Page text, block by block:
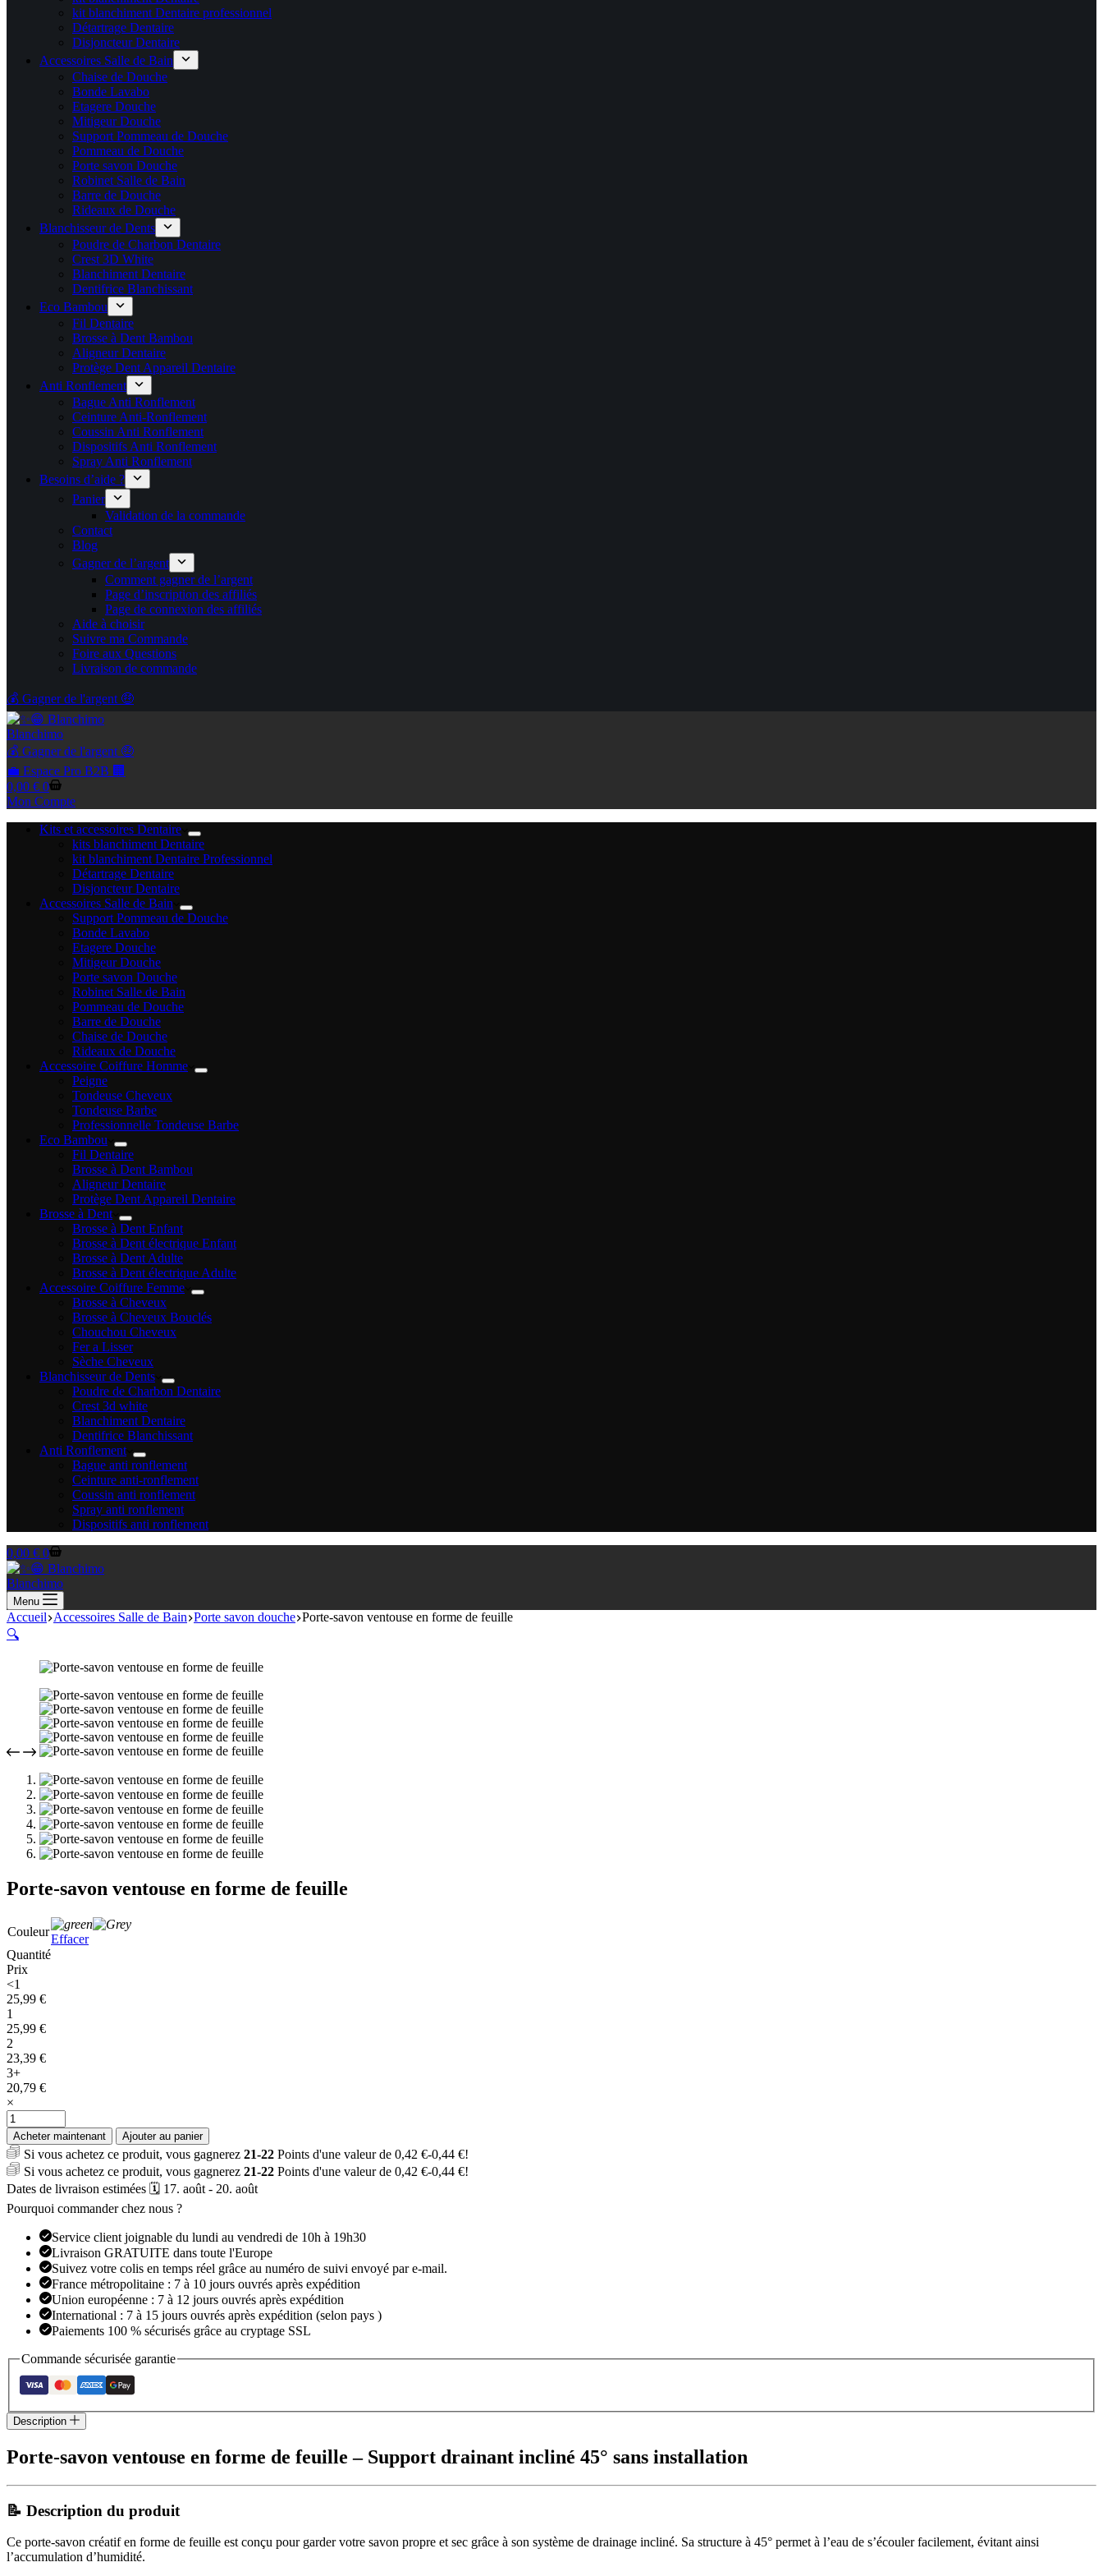
kit blanchiment Dentaire professionnel
Détartrage Dentaire
Disjoncteur Dentaire
Accessoires Salle de Bain
Chaise de Douche
Bonde Lavabo
Etagere Douche
Mitigeur Douche
Support Pommeau de Douche
Pommeau de Douche
Porte savon Douche
Robinet Salle de Bain
Barre de Douche
Rideaux de Douche
Blanchisseur de Dents
Poudre de Charbon Dentaire
Crest 3D White
Blanchiment Dentaire
Dentifrice Blanchissant
Eco Bambou
Fil Dentaire
Brosse à Dent Bambou
Aligneur Dentaire
Protège Dent Appareil Dentaire
Anti Ronflement
Bague Anti Ronflement
Ceinture Anti-Ronflement
Coussin Anti Ronflement
Dispositifs Anti Ronflement
Spray Anti Ronflement
Besoins d’aide ?
Panier
Validation de la commande
Contact
Blog
Gagner de l’argent
Comment gagner de l’argent
Page d’inscription des affiliés
Page de connexion des affiliés
Aide à choisir
Suivre ma Commande
Foire aux Questions
Livraison de commande
💰 Gagner de l'argent 🤑
Blanchimo
💰 Gagner de l'argent 🤑
💼 Espace Pro B2B 🏢
Panier
d’achat
0,00 € 0
Mon Compte
Kits et accessoires Dentaire
kits blanchiment Dentaire
kit blanchiment Dentaire Professionnel
Détartrage Dentaire
Disjoncteur Dentaire
Accessoires Salle de Bain
Support Pommeau de Douche
Bonde Lavabo
Etagere Douche
Mitigeur Douche
Porte savon Douche
Robinet Salle de Bain
Pommeau de Douche
Barre de Douche
Chaise de Douche
Rideaux de Douche
Accessoire Coiffure Homme
Peigne
Tondeuse Cheveux
Tondeuse Barbe
Professionnelle Tondeuse Barbe
Eco Bambou
Fil Dentaire
Brosse à Dent Bambou
Aligneur Dentaire
Protège Dent Appareil Dentaire
Brosse à Dent
Brosse à Dent Enfant
Brosse à Dent électrique Enfant
Brosse à Dent Adulte
Brosse à Dent électrique Adulte
Accessoire Coiffure Femme
Brosse à Cheveux
Brosse à Cheveux Bouclés
Chouchou Cheveux
Fer a Lisser
Sèche Cheveux
Blanchisseur de Dents
Poudre de Charbon Dentaire
Crest 3d white
Blanchiment Dentaire
Dentifrice Blanchissant
Anti Ronflement
Bague anti ronflement
Ceinture anti-ronflement
Coussin anti ronflement
Spray anti ronflement
Dispositifs anti ronflement
Panier
d’achat
0,00 € 0
Blanchimo
Menu
Accueil Accessoires Salle de Bain Porte savon douche Porte-savon ventouse en forme de feuille
🔍
Porte-savon ventouse en forme de feuille
Couleur
Effacer
Quantité
Prix
<1
25,99 €
1
25,99 €
2
23,39 €
3+
20,79 €
×
quantité
de
Porte-
savon
ventouse
en
forme
feuille
Acheter maintenant Ajouter au panier
Si vous achetez ce produit, vous gagnerez 21-22 Points d'une valeur de 0,42 €-0,44 €!
Si vous achetez ce produit, vous gagnerez 21-22 Points d'une valeur de 0,42 €-0,44 €!
Dates de livraison estimées 🗓️ 17. août - 20. août
Pourquoi commander chez nous ?
Service client joignable du lundi au vendredi de 10h à 19h30
Livraison GRATUITE dans toute l'Europe
Suivez votre colis en temps réel grâce au numéro de suivi envoyé par e-mail.
France métropolitaine : 7 à 10 jours ouvrés après expédition
Union européenne : 7 à 12 jours ouvrés après expédition
International : 7 à 15 jours ouvrés après expédition (selon pays )
Paiements 100 % sécurisés grâce au cryptage SSL
Commande sécurisée garantie
Description
Porte-savon ventouse en forme de feuille – Support drainant incliné 45° sans installation
📝 Description du produit
Ce porte-savon créatif en forme de feuille est conçu pour garder votre savon propre et sec grâce à son système de drainage incliné. Sa structure à 45° permet à l’eau de s’écouler facilement, évitant ainsi
l’accumulation d’humidité.